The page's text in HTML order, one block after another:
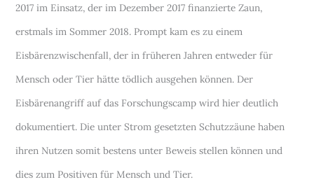
2017 im Einsatz, der im Dezember 2017 finanzierte Zaun,
erstmals im Sommer 2018. Prompt kam es zu einem
Eisbärenzwischenfall, der in früheren Jahren entweder für
Mensch oder Tier hätte tödlich ausgehen können. Der
Eisbärenangriff auf das Forschungscamp wird hier deutlich
dokumentiert. Die unter Strom gesetzten Schutzzäune haben
ihren Nutzen somit bestens unter Beweis stellen können und
dies zum Positiven für Mensch und Tier.